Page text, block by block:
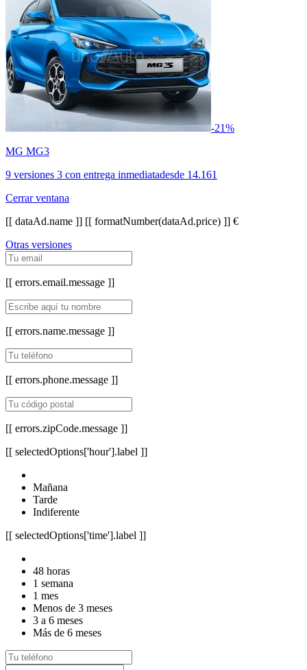
-21%
MG MG3
9 versiones 3 con entrega inmediatadesde 14.161
Cerrar ventana
[[ dataAd.name ]] [[ formatNumber(dataAd.price) ]] €
Otras versiones
[[ errors.email.message ]]
[[ errors.name.message ]]
[[ errors.phone.message ]]
[[ errors.zipCode.message ]]
[[ selectedOptions['hour'].label ]]
Mañana
Tarde
Indiferente
[[ selectedOptions['time'].label ]]
48 horas
1 semana
1 mes
Menos de 3 meses
3 a 6 meses
Más de 6 meses